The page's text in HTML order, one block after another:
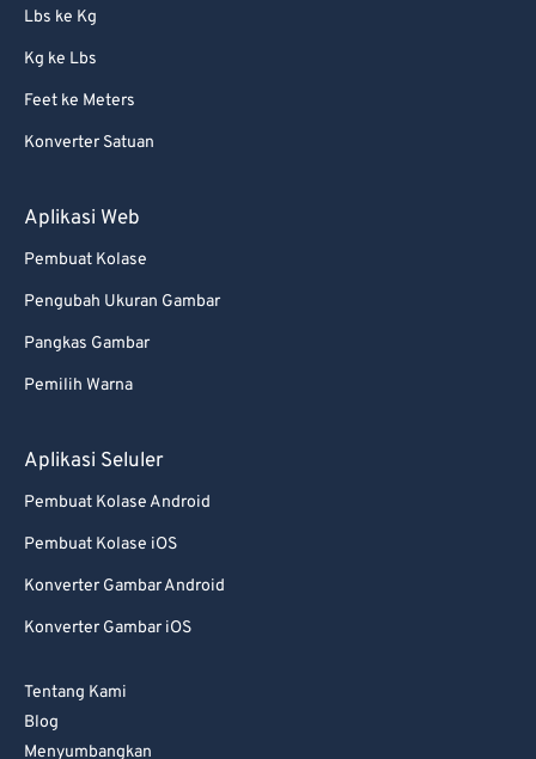
Lbs ke Kg
Kg ke Lbs
Feet ke Meters
Konverter Satuan
Aplikasi Web
Pembuat Kolase
Pengubah Ukuran Gambar
Pangkas Gambar
Pemilih Warna
Aplikasi Seluler
Pembuat Kolase Android
Pembuat Kolase iOS
Konverter Gambar Android
Konverter Gambar iOS
Tentang Kami
Blog
Menyumbangkan